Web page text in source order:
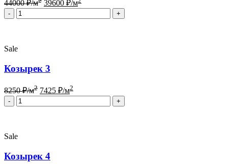
44000₽/м 39600 ₽/м
Quantity
Sale
Козырек 3
8250₽/м2 7425 ₽/м2
Quantity
Sale
Козырек 4